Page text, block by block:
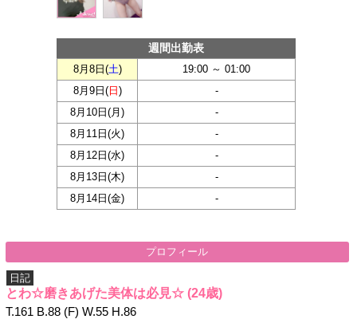
週間出勤表
8月8日(土)
19:00 ～ 01:00
8月9日(日 )
-
8月10日( 月 )
-
8月11日(火)
-
8月12日(水)
-
8月13日(木)
-
8月14日(金) -
プロフィール
日記
とわ☆磨きあげた美体は必見☆ (24歳)
T.161 B.88 (F) W.55 H.86